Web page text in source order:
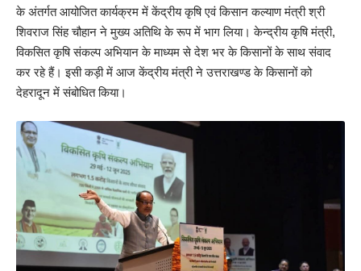
के अंतर्गत आयोजित कार्यक्रम में केंद्रीय कृषि एवं किसान कल्याण मंत्री श्री
शिवराज सिंह चौहान ने मुख्य अतिथि के रूप में भाग लिया। केन्द्रीय कृषि मंत्री,
विकसित कृषि संकल्प अभियान के माध्यम से देश भर के किसानों के साथ संवाद
कर रहे हैं। इसी कड़ी में आज केंद्रीय मंत्री ने उत्तराखण्ड के किसानों को
देहरादून में संबोधित किया।